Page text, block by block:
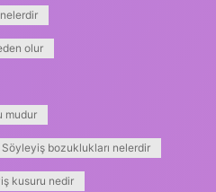
olur
mudur
Söyleyiş bozuklukları nelerdir
kusuru nedir